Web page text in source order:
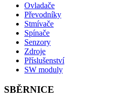
Ovladače
Převodníky
Stmívače
Spínače
Senzory
Zdroje
Příslušenství
SW moduly
SBĚRNICE